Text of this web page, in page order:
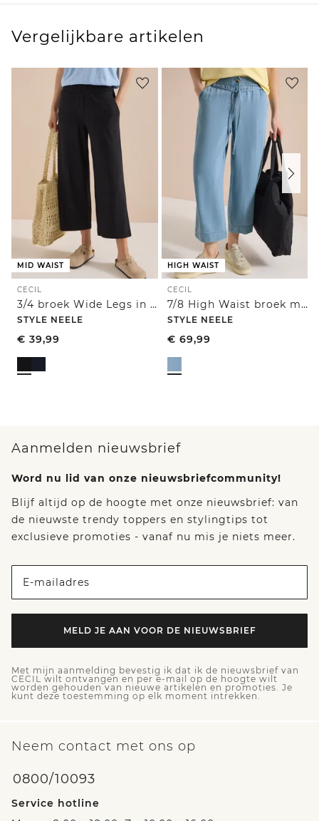
Vergelijkbare artikelen
MID WAIST
CECIL
3/4 broek Wide Legs in casual pasvorm
STYLE NEELE
€ 39,99
HIGH WAIST
CECIL
7/8 High Waist broek met wijde pijpen in een gewassen look
STYLE NEELE
€ 69,99
Aanmelden nieuwsbrief
Word nu lid van onze nieuwsbriefcommunity!
Blijf altijd op de hoogte met onze nieuwsbrief: van
de nieuwste trendy toppers en stylingtips tot
exclusieve promoties - vanaf nu mis je niets meer.
E-mailadres
MELD JE AAN VOOR DE NIEUWSBRIEF
Met mijn aanmelding bevestig ik dat ik de nieuwsbrief van
CECIL wilt ontvangen en per e-mail op de hoogte wilt
worden gehouden van nieuwe artikelen en promoties. Je
kunt deze toestemming op elk moment intrekken.
Neem contact met ons op
0800/10093
Service hotline